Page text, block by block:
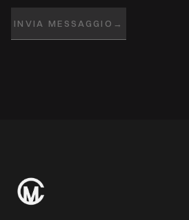
INVIA MESSAGGIO →